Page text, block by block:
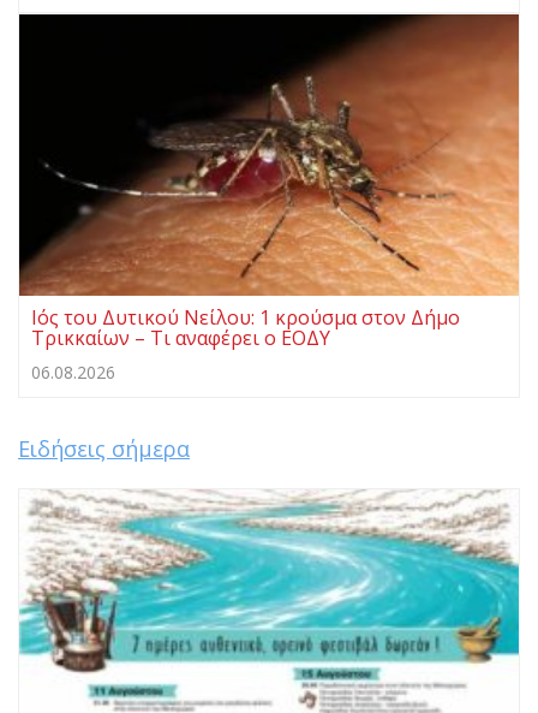
Ιός του Δυτικού Νείλου: 1 κρούσμα στον Δήμο
Τρικκαίων – Τι αναφέρει ο ΕΟΔΥ
06.08.2026
Ειδήσεις σήμερα